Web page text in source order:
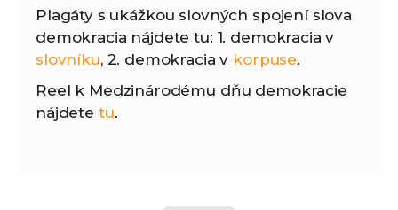
Plagáty s ukážkou slovných spojení slova
demokracia nájdete tu: 1. demokracia v
slovníku, 2. demokracia v korpuse.
Reel k Medzinárodému dňu demokracie
nájdete tu.